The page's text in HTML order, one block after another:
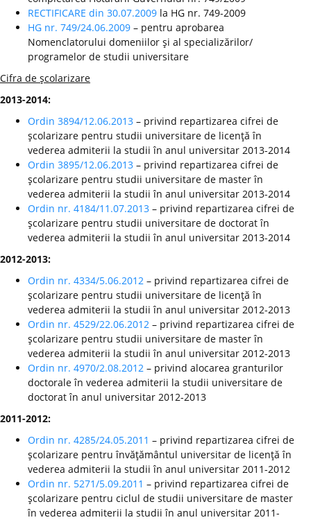
RECTIFICARE din 30.07.2009 la HG nr. 749-2009
HG nr. 749/24.06.2009 – pentru aprobarea
Nomenclatorului domeniilor şi al specializărilor/
programelor de studii universitare
Cifra de şcolarizare
2013-2014:
Ordin 3894/12.06.2013 – privind repartizarea cifrei de
şcolarizare pentru studii universitare de licenţă în
vederea admiterii la studii în anul universitar 2013-2014
Ordin 3895/12.06.2013 – privind repartizarea cifrei de
şcolarizare pentru studii universitare de master în
vederea admiterii la studii în anul universitar 2013-2014
Ordin nr. 4184/11.07.2013 – privind repartizarea cifrei de
şcolarizare pentru studii universitare de doctorat în
vederea admiterii la studii în anul universitar 2013-2014
2012-2013:
Ordin nr. 4334/5.06.2012 – privind repartizarea cifrei de
şcolarizare pentru studii universitare de licenţă în
vederea admiterii la studii în anul universitar 2012-2013
Ordin nr. 4529/22.06.2012 – privind repartizarea cifrei de
şcolarizare pentru studii universitare de master în
vederea admiterii la studii în anul universitar 2012-2013
Ordin nr. 4970/2.08.2012 – privind alocarea granturilor
doctorale în vederea admiterii la studii universitare de
doctorat în anul universitar 2012-2013
2011-2012:
Ordin nr. 4285/24.05.2011 – privind repartizarea cifrei de
şcolarizare pentru învăţământul universitar de licenţă în
vederea admiterii la studii în anul universitar 2011-2012
Ordin nr. 5271/5.09.2011 – privind repartizarea cifrei de
şcolarizare pentru ciclul de studii universitare de master
în vederea admiterii la studii în anul universitar 2011-